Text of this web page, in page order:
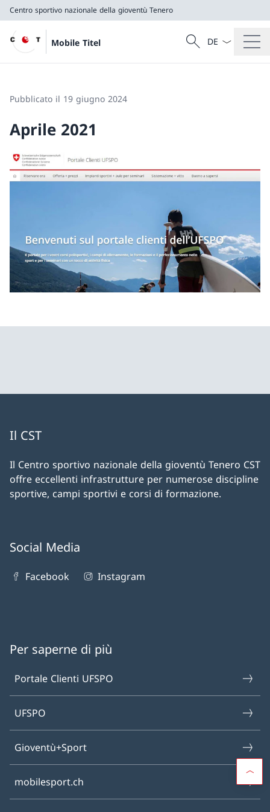
Centro sportivo nazionale della gioventù Tenero
Mobile Titel
Cercare
Ricerca
Dal menu a
Pubblicato il 19 giugno 2024
Aprile 2021
Il CST
Il Centro sportivo nazionale della gioventù Tenero CST
offre eccellenti infrastrutture per numerose discipline
sportive, campi sportivi e corsi di formazione.
Social Media
Facebook Instagram
Per saperne di più
Portale Clienti UFSPO
UFSPO
Gioventù+Sport
mobilesport.ch